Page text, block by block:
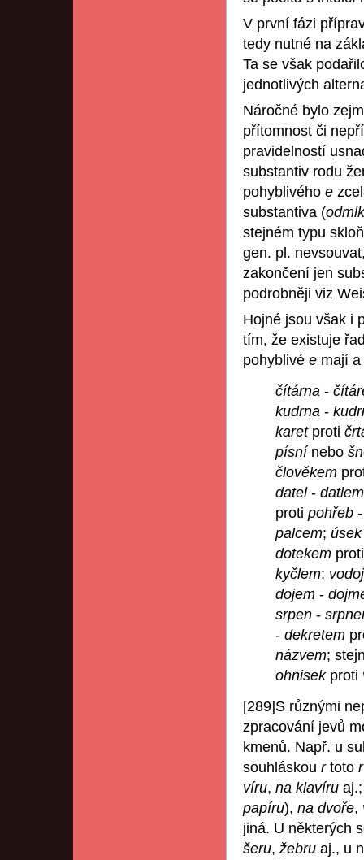
V první fázi
tedy nutné na
Ta se však
jednotlivých
Náročné bylo
přítomnost či
pravidelností
substantiv rodu
pohyblivého e
substantiva (
stejném typu
gen. pl.
zakončení jen
podrobněji viz
Hojné jsou však i
tím, že existuje
pohyblivé e mají
čítárna -
kudrna -
karet proti
písní nebo
člověkem
datel - datlem
proti pohřeb
palcem;
dotekem
kyčlem;
dojem -
srpen -
- dekretem
názvem;
ohnisek proti
[289]S různými
zpracování jevů
kmenů. Např. u
souhláskou r toto
víru, na klavíru
papíru), na dvoře,
jiná. U některých
šeru,žebru aj., u